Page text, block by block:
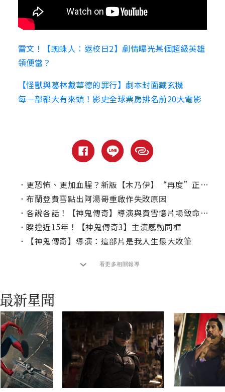
雷文！【蜘蛛人：返校日2】劇情曝光某個超級英雄
領便當？
【怪獸與葛林戴華德的罪行】劇本封面藏玄機
每一部都大有來頭！影史全球票房排名前20大電影
． 更恐怖、更加血腥？新版【木乃伊】“再度”正式開機！
． 布蘭登費雪點出阿湯哥重啟作失敗原因
． 各說各話！【神鬼傳奇】導演與費雪憶片場致命意外
． 睽違近15年！【神鬼傳奇3】主演感動同框
．
【神鬼傳奇】導演：這部片是我人生最大敗筆
看更多相關報導